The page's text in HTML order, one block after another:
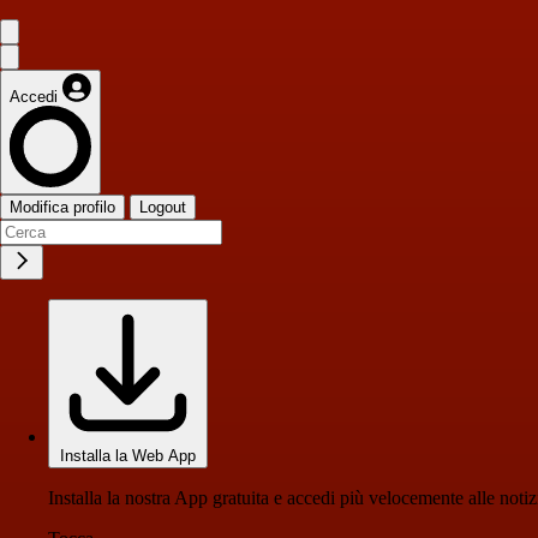
Accedi
Modifica profilo Logout
Installa la Web App
Installa la nostra App gratuita e accedi più velocemente alle